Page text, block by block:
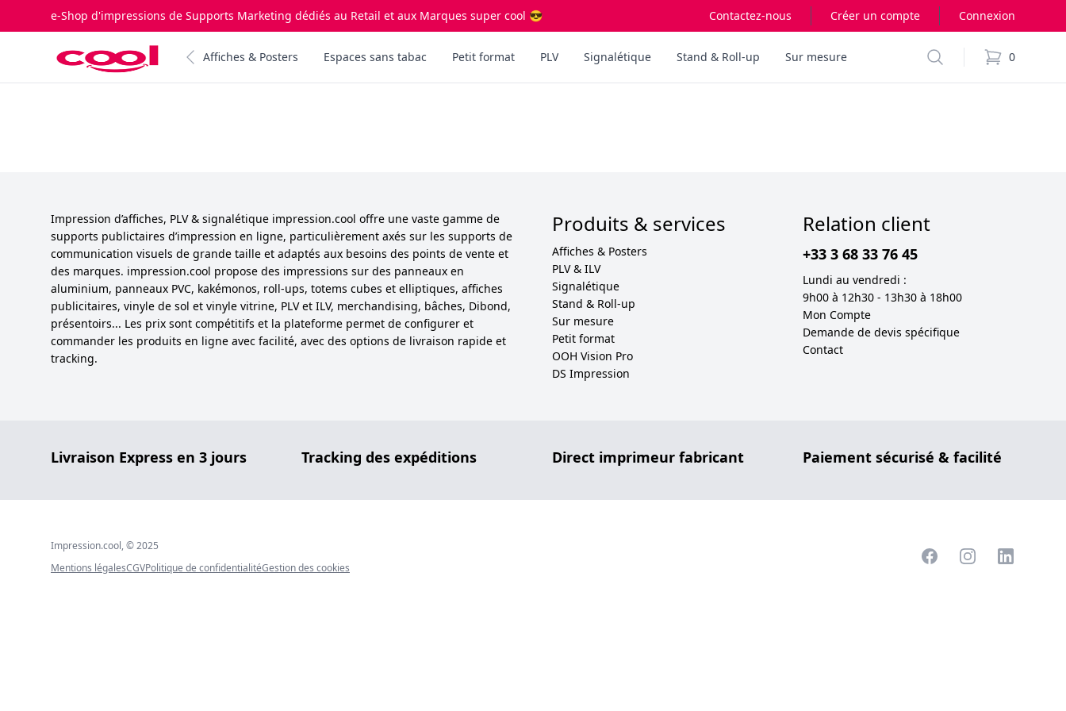
e-Shop d'impressions de Supports Marketing dédiés au Retail et aux Marques super cool 😎 Contactez-nous Créer un compte Connexion
Impression.cool
Affiches & Posters Espaces sans tabac Petit format PLV Signalétique Stand & Roll-up Sur mesure Search 0
items in cart,
Impression d’affiches, PLV & signalétique impression.cool offre une vaste gamme de
supports publictaires d’impression en ligne, particulièrement axés sur les supports de
communication visuels de grande taille et adaptés aux besoins des points de vente et
des marques. impression.cool propose des impressions sur des panneaux en
aluminium, panneaux PVC, kakémonos, roll-ups, totems cubes et elliptiques, affiches
publicitaires, vinyle de sol et vinyle vitrine, PLV et ILV, merchandising, bâches, Dibond,
présentoirs... Les prix sont compétitifs et la plateforme permet de configurer et
commander les produits en ligne avec facilité, avec des options de livraison rapide et
tracking.
Produits & services
Affiches & Posters
PLV & ILV
Signalétique
Stand & Roll-up
Sur mesure
Petit format
OOH Vision Pro
DS Impression
Relation client
+33 3 68 33 76 45
Lundi au vendredi :
9h00 à 12h30 - 13h30 à 18h00
Mon Compte
Demande de devis spécifique
Contact
Livraison Express en 3 jours Tracking des expéditions Direct imprimeur fabricant Paiement sécurisé & facilité
FacebookInstagramLinkedIn
Impression.cool, © 2025
Mentions légalesCGVPolitique de confidentialitéGestion des cookies